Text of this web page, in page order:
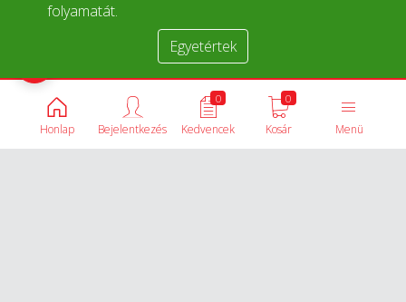
folyamatát.
Egyetértek
Honlap Menü
0
Kosár
0
Kedvencek
Bejelentkezés
Termékek összehasonlítása